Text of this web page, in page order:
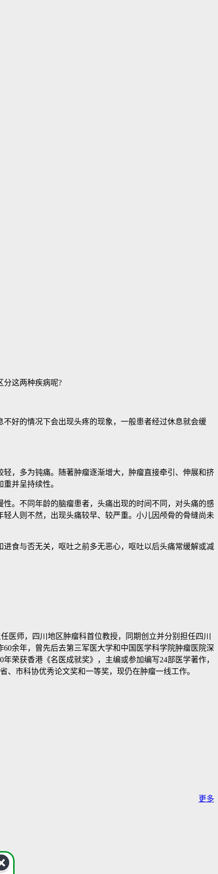
这两种疾病呢?
好的情况下会出现头疼的现象，一般患者经过休息就会缓
，多为钝痛。随著肿瘤逐渐增大，肿瘤直接牵引、伸展和挤
并呈持续性。
。不同年龄的脑瘤患者，头痛出现的时间不同，对头痛的感
人则不然，出现头痛较早、较严重。小儿因颅骨的骨缝尚未
食与否无关，呕吐之前多无恶心，呕吐以后头痛常缓解或减
师，四川地区肿瘤科首位教授，同期创立并分别担任四川
余年，曾先后去第三军医大学和中国医学科学院肿瘤医院深
荣获香港《名医成就奖》，主编或参加编写24部医学著作，
、市科协优秀论文奖和一等奖，现仍在肿瘤一线工作。
更多